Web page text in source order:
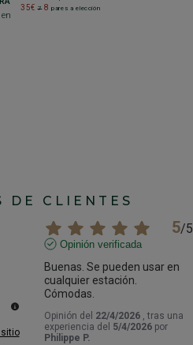
35€ 7 8 pares a elección
DE CLIENTES
5/5
Opinión verificada
Buenas. Se pueden usar en
cualquier estación.
Cómodas.
Opinión del 22/4/2026 , tras una
experiencia del 5/4/2026 por
Philippe P.